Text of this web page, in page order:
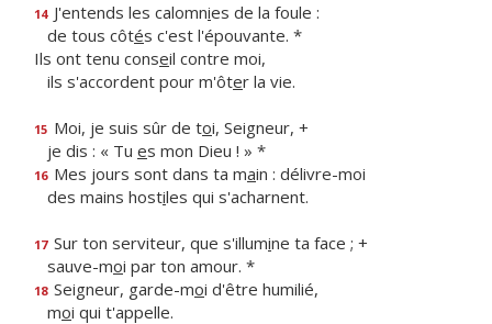
14 J'entends les calomnies de la foule :
de tous côtés c'est l'épouvante. *
Ils ont tenu conseil contre moi,
ils s'accordent pour m'ôter la vie.
15 Moi, je suis sûr de toi, Seigneur, +
je dis : « Tu es mon Dieu ! » *
16 Mes jours sont dans ta main : délivre-moi
des mains hostiles qui s'acharnent.
17 Sur ton serviteur, que s'illumine ta face ; +
sauve-moi par ton amour. *
18 Seigneur, garde-moi d'être humilié,
moi qui t'appelle.